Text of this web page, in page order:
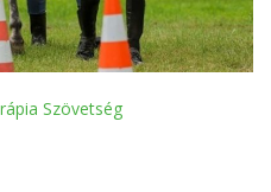
Szövetség